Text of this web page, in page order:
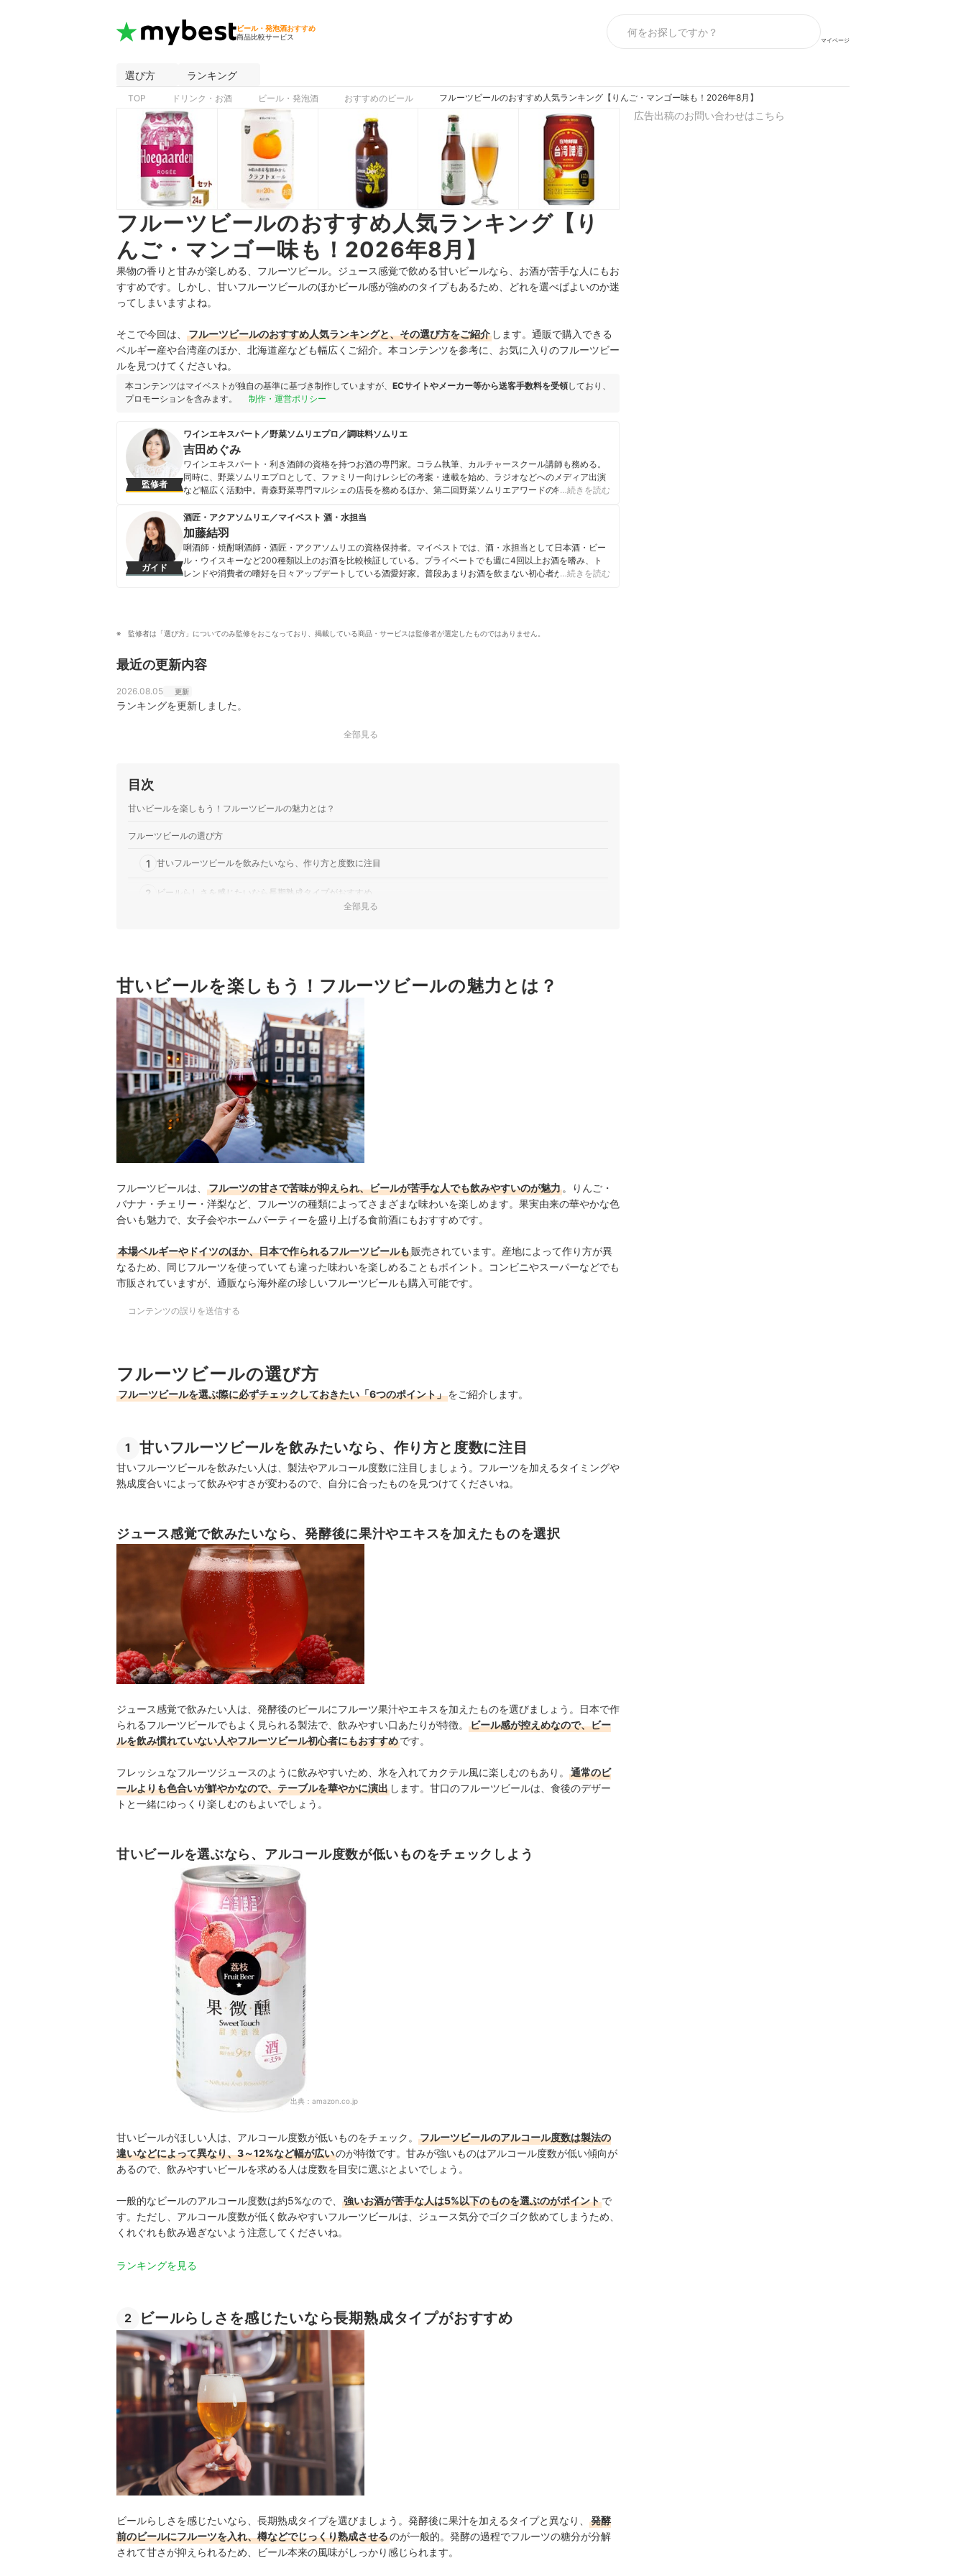
ビール・発泡酒おすすめ
商品比較サービス
マイページ
選び方 ランキング
TOP ドリンク・お酒 ビール・発泡酒 おすすめのビール フルーツビールのおすすめ人気ランキング【りんご・マンゴー味も！2026年8月】
フルーツビールのおすすめ人気ランキング【り
んご・マンゴー味も！2026年8月】
果物の香りと甘みが楽しめる、フルーツビール。ジュース感覚で飲める甘いビールなら、お酒が苦手な人にもお
すすめです。しかし、甘いフルーツビールのほかビール感が強めのタイプもあるため、どれを選べばよいのか迷
ってしまいますよね。
そこで今回は、 フルーツビールのおすすめ人気ランキングと、その選び方をご紹介 します。通販で購入できる
ベルギー産や台湾産のほか、北海道産なども幅広くご紹介。 本コンテンツを参考に、お気に入りのフルーツビー
ルを見つけてくださいね。
本コンテンツはマイベストが独自の基準に基づき制作していますが、 ECサイトやメーカー等から送客手数料を受領しており、
プロモーションを含みます。
制作・運営ポリシー
監修者
ワインエキスパート／野菜ソムリエプロ／調味料ソムリエ
吉田めぐみ
ワインエキスパート・利き酒師の資格を持つお酒の専門家。コラム執筆、カルチャースクール講師も務める。
同時に、野菜ソムリエプロとして、ファミリー向けレシピの考案・連載を始め、ラジオなどへのメディア出演
など幅広く活動中。青森野菜専門マルシェの店長を務めるほか、第二回野菜ソムリエアワードの特別賞も受賞
コーチ、IFAオリーブスペシャリスト、江戸東京野菜コンシェルジュの資格も保有し、Twitterのフォロワーは
9000人を越える。
吉田めぐみのプロフィール
…続きを読む
ガイド
酒匠・アクアソムリエ／マイベスト 酒・水担当
加藤結羽
唎酒師・焼酎唎酒師・酒匠・アクアソムリエの資格保持者。マイベストでは、酒・水担当として日本酒・ビー
ル・ウイスキーなど200種類以上のお酒を比較検証している。プライベートでも週に4回以上お酒を嗜み、ト
レンドや消費者の嗜好を日々アップデートしている酒愛好家。普段あまりお酒を飲まない初心者から、あらゆ
…続きを読む
監修者は「選び方」についてのみ監修をおこなっており、掲載している商品・サービスは監修者が選定したものではありません。
最近の更新内容
2026.08.05 更新
ランキングを更新しました。
全部見る
目次
甘いビールを楽しもう！フルーツビールの魅力とは？
フルーツビールの選び方
1 甘いフルーツビールを飲みたいなら、作り方と度数に注目
2 ビールらしさを感じたいなら長期熟成タイプがおすすめ
5 ベルギー・台湾・日本など、ビールの産地にも注目しよう
6 迷ったら飲み比べセットを選ぶのもあり。ギフトにもおすすめ
フルーツビール全34商品おすすめ人気ランキング
フルーツビールをおいしく楽しむポイントとは？
ビールに合うおつまみもチェックしよう！
フルーツビールの売れ筋ランキングもチェック！
全部見る
甘いビールを楽しもう！フルーツビールの魅力とは？
フルーツビールは、 フルーツの甘さで苦味が抑えられ、ビールが苦手な人でも飲みやすいのが魅力。りんご・
バナナ・チェリー・洋梨など、フルーツの種類によってさまざまな味わいを楽しめます。 果実由来の華やかな色
合いも魅力で、女子会やホームパーティーを盛り上げる食前酒にもおすすめです。
本場ベルギーやドイツのほか、日本で作られるフルーツビールも販売されています。産地によって作り方が異
なるため、同じフルーツを使っていても違った味わいを楽しめることもポイント 。コンビニやスーパーなどでも
市販されていますが、通販なら海外産の珍しいフルーツビールも購入可能です。
コンテンツの誤りを送信する
フルーツビールの選び方
フルーツビールを選ぶ際に必ずチェックしておきたい「6つのポイント」をご紹介します。
1 甘いフルーツビールを飲みたいなら、作り方と度数に注目
甘いフルーツビールを飲みたい人は、製法やアルコール度数に注目しましょう。フルーツを加えるタイミングや
熟成度合いによって飲みやすさが変わるので、自分に合ったものを見つけてくださいね。
ジュース感覚で飲みたいなら、発酵後に果汁やエキスを加えたものを選択
ジュース感覚で飲みたい人は、発酵後のビールにフルーツ果汁やエキスを加えたものを選びましょう。日本で作
られるフルーツビールでもよく見られる製法で、飲みやすい口あたりが特徴。
ビール感が控えめなので、ビー
ルを飲み慣れていない人やフルーツビール初心者にもおすすめです。
フレッシュなフルーツジュースのように飲みやすいため、氷を入れてカクテル風に楽しむのもあり。
通常のビ
ールよりも色合いが鮮やかなので、テーブルを華やかに演出 します。甘口のフルーツビールは、食後のデザー
トと一緒にゆっくり楽しむのもよいでしょう。
甘いビールを選ぶなら、アルコール度数が低いものをチェックしよう
出典： amazon.co.jp
甘いビールがほしい人は、アルコール度数が低いものをチェック。
フルーツビールのアルコール度数は製法の
違いなどによって異なり、3～12%など幅が広いのが特徴です。甘みが強いものはアルコール度数が低い傾向が
あるので、飲みやすいビールを求める人は度数を目安に選ぶとよいでしょう。
一般的なビールのアルコール度数は約5%なので、 強いお酒が苦手な人は5%以下のものを選ぶのがポイントで
す。ただし、アルコール度数が低く飲みやすいフルーツビールは、ジュース気分でゴクゴク飲めてしまうため、
くれぐれも飲み過ぎないよう注意してくださいね。
ランキングを見る
2 ビールらしさを感じたいなら長期熟成タイプがおすすめ
ビールらしさを感じたいなら、長期熟成タイプを選びましょう。発酵後に果汁を加えるタイプと異なり、
発酵
前のビールにフルーツを入れ、樽などでじっくり熟成させるのが一般的。発酵の過程でフルーツの糖分が分解
されて甘さが抑えられるため、ビール本来の風味がしっかり感じられます。
広告出稿のお問い合わせはこちら